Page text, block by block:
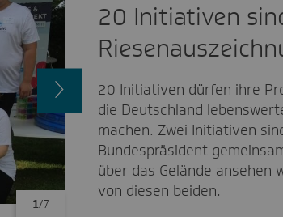
Nächstes
Bild
1/7
20 Initiativen
20 Initiativen dürfen ihre
die Deutschland
machen. Zwei Initiativen
Bundespräsident
über das Gelände ansehen
von diesen beiden.